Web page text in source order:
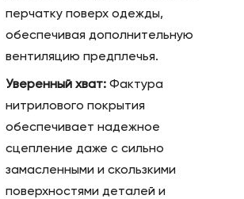
перчатку поверх одежды,
обеспечивая дополнительную
вентиляцию предплечья.
Уверенный хват: Фактура
нитрилового покрытия
обеспечивает надежное
сцепление даже с сильно
замасленными и скользкими
поверхностями деталей и